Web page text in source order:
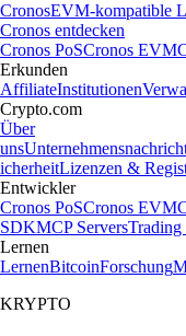
CronosEVM-kompatible
Cronos entdecken
Cronos PoSCronos EVM
Erkunden
AffiliateInstitutionen
Crypto.com
Über
uns
icherheitLizenzen &
Entwickler
Cronos PoSCronos EVM
SDKMCP Servers
Lernen
LernenBitcoinForschung
KRYPTO